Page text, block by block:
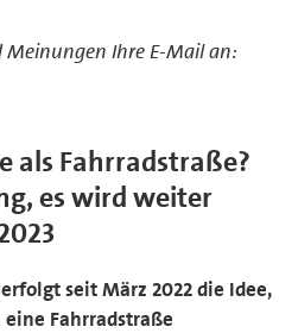
Meinungen Ihre E-Mail an:
als Fahrradstraße?
es wird weiter
seit März 2022 die Idee,
Fahrradstraße